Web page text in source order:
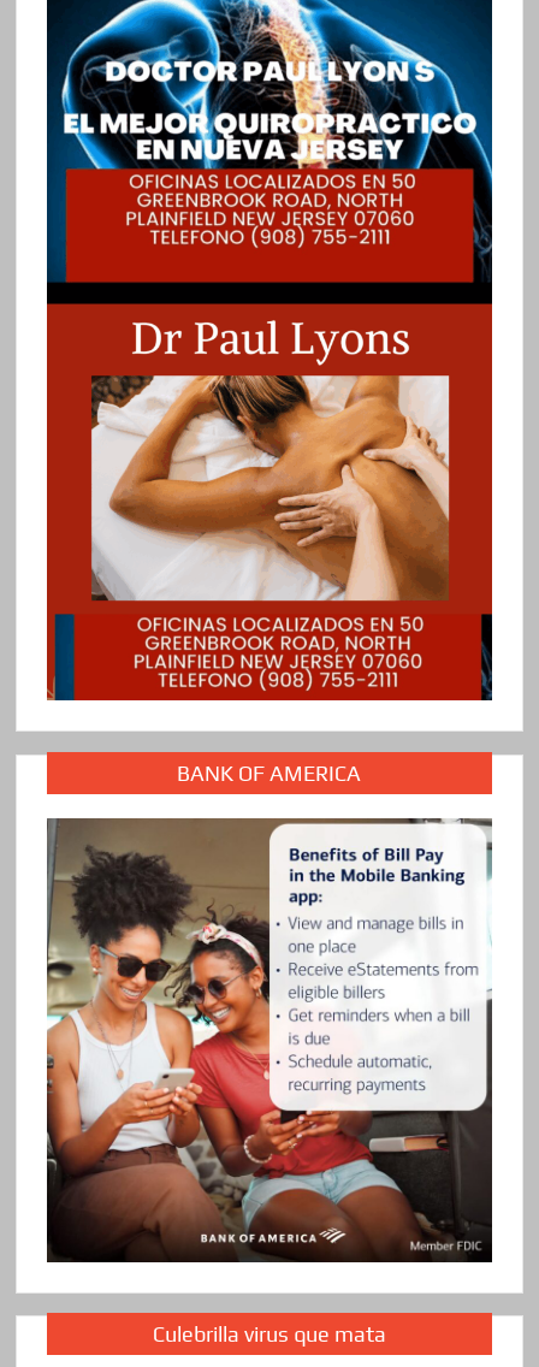
BANK OF AMERICA
Culebrilla virus que mata